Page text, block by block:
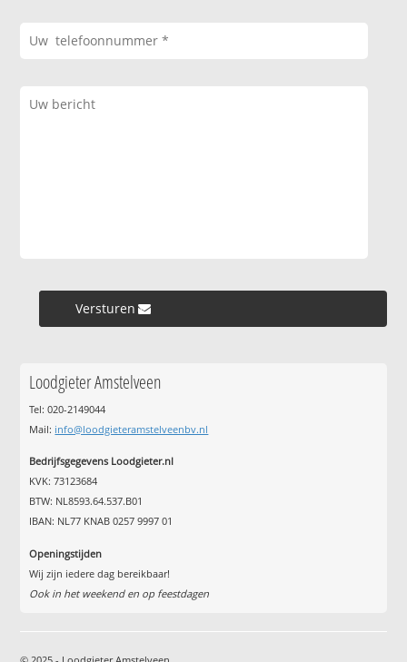
Versturen »
Loodgieter Amstelveen
Tel: 020-2149044
Mail: info@loodgieteramstelveenbv.nl
Bedrijfsgegevens Loodgieter.nl
KVK: 73123684
BTW: NL8593.64.537.B01
IBAN: NL77 KNAB 0257 9997 01
Openingstijden
Wij zijn iedere dag bereikbaar!
Ook in het weekend en op feestdagen